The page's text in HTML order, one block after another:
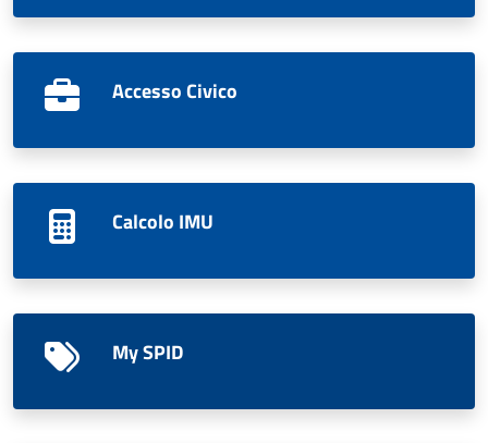
Accesso Civico
Calcolo IMU
My SPID